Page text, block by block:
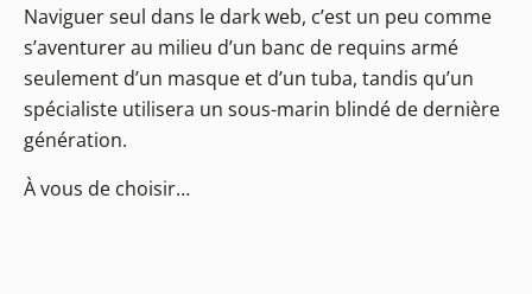
Naviguer seul dans le dark web, c’est un peu comme
s’aventurer au milieu d’un banc de requins armé
seulement d’un masque et d’un tuba, tandis qu’un
spécialiste utilisera un sous-marin blindé de dernière
génération.
À vous de choisir…